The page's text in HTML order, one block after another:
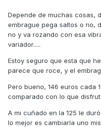
Depende de muchas cosas,
embrague pega saltos o no,
no y va rozando con esa
variador.....
Estoy seguro que esta que
parece que roce, y el
Pero bueno, 146 euros cada
comparado con lo que
A mi cuñado en la 125 le
lo mejor es cambiarla uno